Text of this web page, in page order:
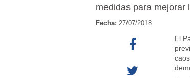
medidas para mejorar
Fecha: 27/07/2018
El